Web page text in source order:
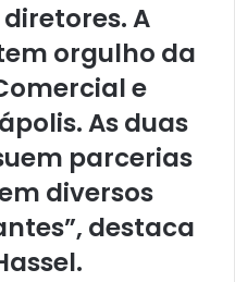
A
tem orgulho da
e
As duas
parcerias
diversos
destaca